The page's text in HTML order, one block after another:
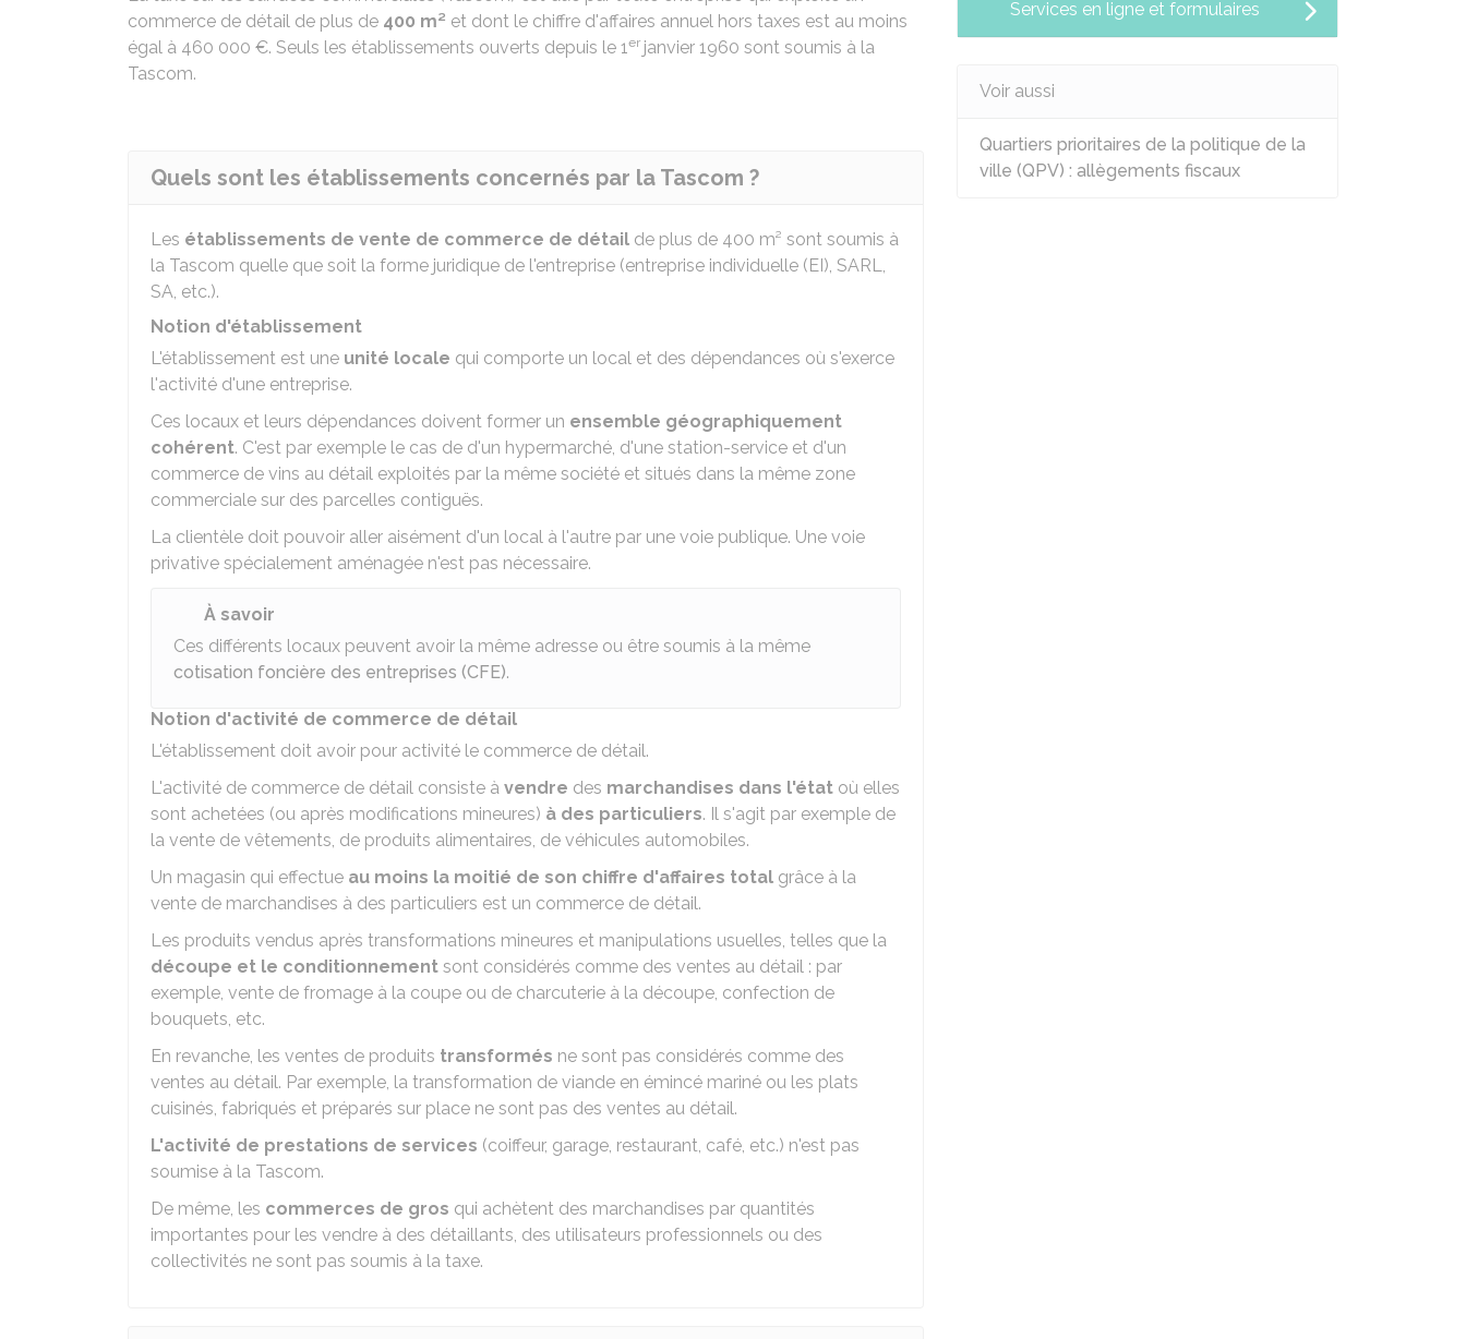
commerce de détail de plus de 400 m² et dont le chiffre d'affaires annuel hors taxes est au moins
égal à 460 000 €. Seuls les établissements ouverts depuis le 1er janvier 1960 sont soumis à la
Tascom.
Quels sont les établissements concernés par la Tascom ?
Les établissements de vente de commerce de détail de plus de 400 m² sont soumis à
la Tascom quelle que soit la forme juridique de l'entreprise (entreprise individuelle (EI), SARL,
SA, etc.).
Notion d'établissement
L'établissement est une unité locale qui comporte un local et des dépendances où s'exerce
l'activité d'une entreprise.
Ces locaux et leurs dépendances doivent former un ensemble géographiquement
cohérent. C'est par exemple le cas de d'un hypermarché, d'une station-service et d'un
commerce de vins au détail exploités par la même société et situés dans la même zone
commerciale sur des parcelles contiguës.
La clientèle doit pouvoir aller aisément d'un local à l'autre par une voie publique. Une voie
privative spécialement aménagée n'est pas nécessaire.
À savoir
Ces différents locaux peuvent avoir la même adresse ou être soumis à la même
cotisation foncière des entreprises (CFE).
Notion d'activité de commerce de détail
L'établissement doit avoir pour activité le commerce de détail.
L'activité de commerce de détail consiste à vendre des marchandises dans l'état où elles
sont achetées (ou après modifications mineures) à des particuliers. Il s'agit par exemple de
la vente de vêtements, de produits alimentaires, de véhicules automobiles.
Un magasin qui effectue au moins la moitié de son chiffre d'affaires total grâce à la
vente de marchandises à des particuliers est un commerce de détail.
Les produits vendus après transformations mineures et manipulations usuelles, telles que la
découpe et le conditionnement sont considérés comme des ventes au détail : par
exemple, vente de fromage à la coupe ou de charcuterie à la découpe, confection de
bouquets, etc.
En revanche, les ventes de produits transformés ne sont pas considérés comme des
ventes au détail. Par exemple, la transformation de viande en émincé mariné ou les plats
cuisinés, fabriqués et préparés sur place ne sont pas des ventes au détail.
L'activité de prestations de services (coiffeur, garage, restaurant, café, etc.) n'est pas
soumise à la Tascom.
De même, les commerces de gros qui achètent des marchandises par quantités
importantes pour les vendre à des détaillants, des utilisateurs professionnels ou des
collectivités ne sont pas soumis à la taxe.
Services en ligne et formulaires
Voir aussi
Quartiers prioritaires de la politique de la
ville (QPV) : allègements fiscaux